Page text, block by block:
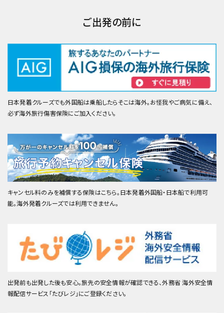
ご出発の前に
日本発着クルーズでも外国船は乗船したらそこは海外。お怪我やご病気に備え、
必ず海外旅行傷害保険にご加入ください。
キャンセル料のみを補償する保険はこちら。日本発着外国船・日本船で利用可
能。海外発着クルーズでは利用できません。
出発前も出発した後も安心。旅先の安全情報が確認できる、外務省 海外安全情
報配信サービス「たびレジ」にご登録ください。